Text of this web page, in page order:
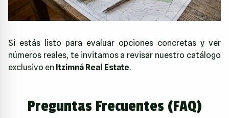
Si estás listo para evaluar opciones concretas y ver
números reales, te invitamos a revisar nuestro catálogo
exclusivo en Itzimná Real Estate.
Preguntas Frecuentes (FAQ)